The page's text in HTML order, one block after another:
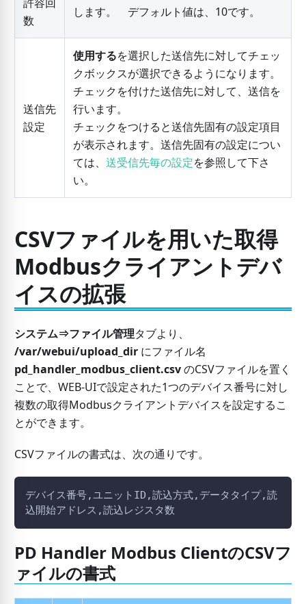
数
します。 デフォルト値は、10です。
送信先
設定
使用するを選択した送信先に対してチェッ
クボックスが選択できるようになります。
チェックを付けた送信先に対して、送信を
行います。
チェックをつけると送信先固有の設定項目
が表示されます。送信先固有の設定につい
ては、 送受信先毎の設定を参照して下さ
い。
CSVファイルを用いた取得
Modbusクライアントデバ
イスの拡張
システム⇒ファイル管理タブより、
/var/webui/upload_dirにファイル名
pd_handler_modbus_client.csvのCSVファイルを置く
ことで、WEB-UIで設定された1つのデバイス番号に対し
複数の取得Modbusクライアントデバイスを設定するこ
とができます。
CSVファイルの書式は、次の通りです。
デバイス番号,ユニットID,読込方式,データタイプ,読
込開始アドレス,読込レジスタ数
PD Handler Modbus ClientのCSVフ
ァイルの書式